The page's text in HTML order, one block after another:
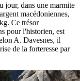
jour, dans une marmite
macédoniennes,
Ce trésor
pour l'historien, est
A. Davesnes, il
de la forteresse par